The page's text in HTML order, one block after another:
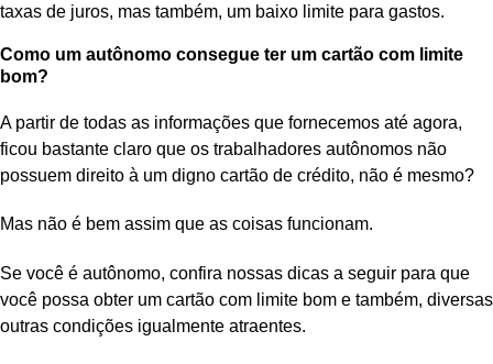
taxas de juros, mas também, um baixo limite para gastos.
Como um autônomo consegue ter um cartão com limite
bom?
A partir de todas as informações que fornecemos até agora,
ficou bastante claro que os trabalhadores autônomos não
possuem direito à um digno cartão de crédito, não é mesmo?
Mas não é bem assim que as coisas funcionam.
Se você é autônomo, confira nossas dicas a seguir para que
você possa obter um cartão com limite bom e também, diversas
outras condições igualmente atraentes.